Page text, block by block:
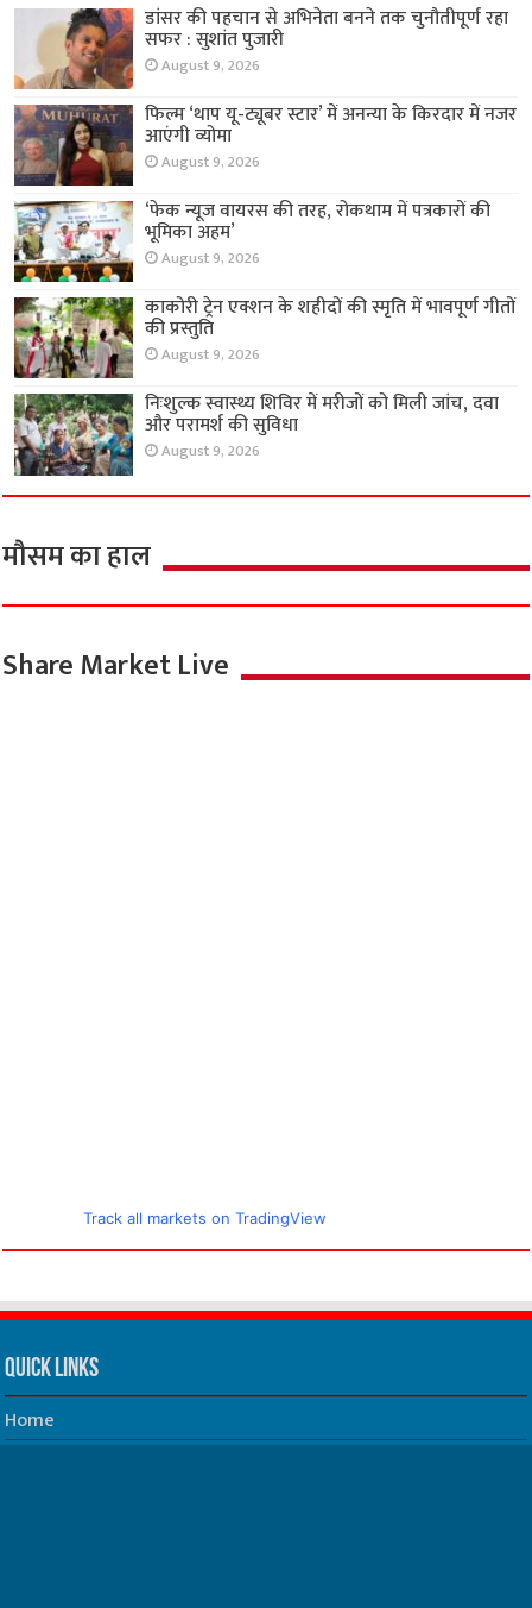
डांसर की पहचान से अभिनेता बनने तक चुनौतीपूर्ण रहा
सफर : सुशांत पुजारी
August 9, 2026
फिल्म ‘थाप यू-ट्यूबर स्टार’ में अनन्या के किरदार में नजर
आएंगी व्योमा
August 9, 2026
‘फेक न्यूज वायरस की तरह, रोकथाम में पत्रकारों की
भूमिका अहम’
August 9, 2026
काकोरी ट्रेन एक्शन के शहीदों की स्मृति में भावपूर्ण गीतों
की प्रस्तुति
August 9, 2026
निःशुल्क स्वास्थ्य शिविर में मरीजों को मिली जांच, दवा
और परामर्श की सुविधा
August 9, 2026
मौसम का हाल
Share Market Live
Track all markets on TradingView
Quick Links
Home